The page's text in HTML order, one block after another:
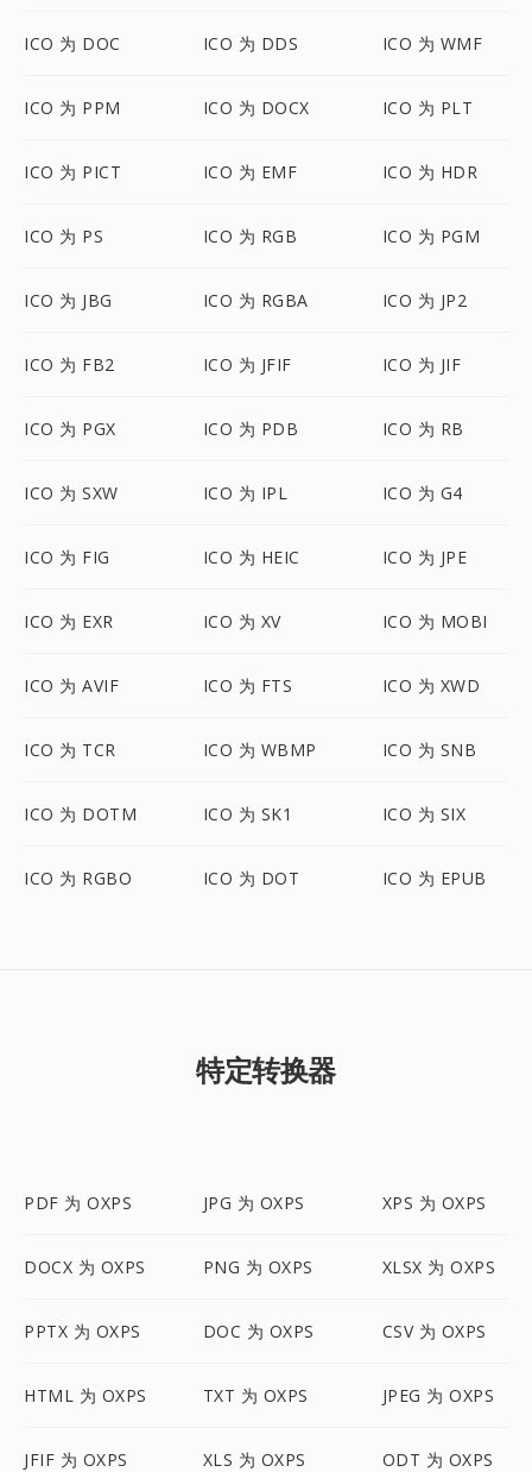
ICO 为 DOC ICO 为 DDS ICO 为 WMF
ICO 为 PPM ICO 为 DOCX ICO 为 PLT
ICO 为 PICT ICO 为 EMF ICO 为 HDR
ICO 为 PS ICO 为 RGB ICO 为 PGM
ICO 为 JBG ICO 为 RGBA ICO 为 JP2
ICO 为 FB2 ICO 为 JFIF ICO 为 JIF
ICO 为 PGX ICO 为 PDB ICO 为 RB
ICO 为 SXW ICO 为 IPL ICO 为 G4
ICO 为 FIG ICO 为 HEIC ICO 为 JPE
ICO 为 EXR ICO 为 XV ICO 为 MOBI
ICO 为 AVIF ICO 为 FTS ICO 为 XWD
ICO 为 TCR ICO 为 WBMP ICO 为 SNB
ICO 为 DOTM ICO 为 SK1 ICO 为 SIX
ICO 为 RGBO ICO 为 DOT ICO 为 EPUB
特定转换器
PDF 为 OXPS JPG 为 OXPS XPS 为 OXPS
DOCX 为 OXPS PNG 为 OXPS XLSX 为 OXPS
PPTX 为 OXPS DOC 为 OXPS CSV 为 OXPS
HTML 为 OXPS TXT 为 OXPS JPEG 为 OXPS
JFIF 为 OXPS XLS 为 OXPS ODT 为 OXPS